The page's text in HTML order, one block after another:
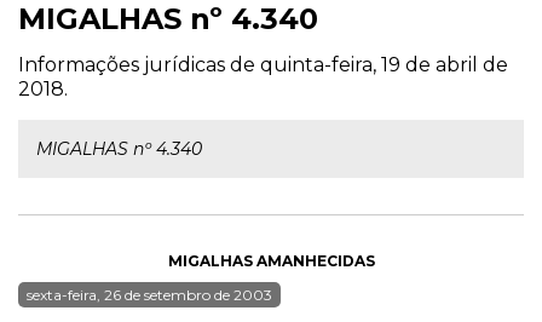
MIGALHAS nº 4.340
Informações jurídicas de quinta-feira, 19 de abril de
2018.
MIGALHAS nº 4.340
MIGALHAS AMANHECIDAS
sexta-feira, 26 de setembro de 2003